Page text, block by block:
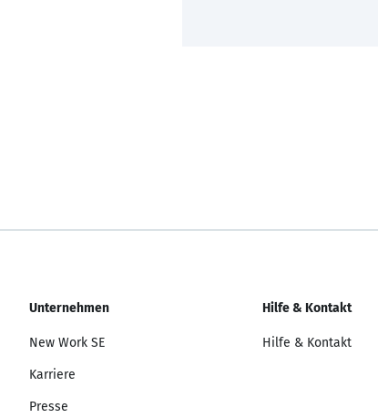
Unternehmen
New Work SE
Karriere
Presse
Hilfe & Kontakt
Hilfe & Kontakt